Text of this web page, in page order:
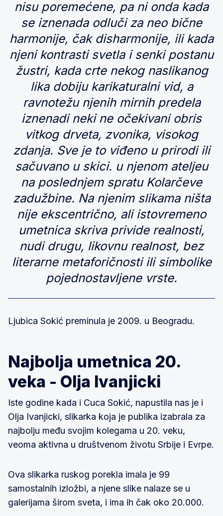
nisu poremećene, pa ni onda kada
se iznenada odluči za neo bične
harmonije, čak disharmonije, ili kada
njeni kontrasti svetla i senki postanu
žustri, kada crte nekog naslikanog
lika dobiju karikaturalni vid, a
ravnotežu njenih mirnih predela
iznenadi neki ne očekivani obris
vitkog drveta, zvonika, visokog
zdanja. Sve je to viđeno u prirodi ili
sačuvano u skici. u njenom ateljeu
na poslednjem spratu Kolarčeve
zadužbine. Na njenim slikama ništa
nije ekscentrično, ali istovremeno
umetnica skriva privide realnosti,
nudi drugu, likovnu realnost, bez
literarne metaforičnosti ili simbolike
pojednostavljene vrste.
Ljubica Sokić preminula je 2009. u Beogradu.
Najbolja umetnica 20.
veka - Olja Ivanjicki
Iste godine kada i Cuca Sokić, napustila nas je i
Olja Ivanjicki, slikarka koja je publika izabrala za
najbolju među svojim kolegama u 20. veku,
veoma aktivna u društvenom životu Srbije i Evrpe.
Ova slikarka ruskog porekla imala je 99
samostalnih izložbi, a njene slike nalaze se u
galerijama širom sveta, i ima ih čak oko 20.000.